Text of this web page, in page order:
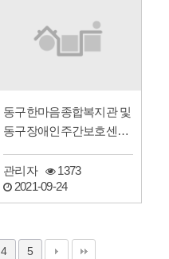
동구한마음종합복지관 및
동구장애인주간보호센터
회…
관리자
1373
2021-09-24
4 5